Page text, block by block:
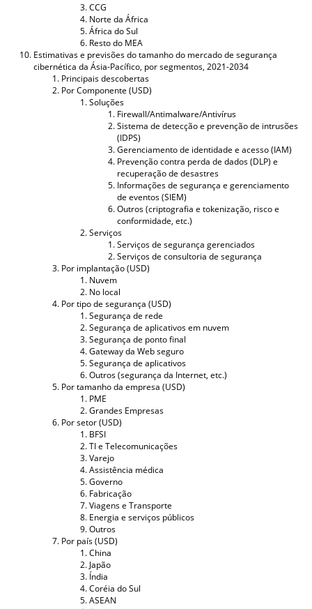
CCG
Norte da África
África do Sul
Resto do MEA
Estimativas e previsões do tamanho do mercado de segurança
cibernética da Ásia-Pacífico, por segmentos, 2021-2034
Principais descobertas
Por Componente (USD)
Soluções
Firewall/Antimalware/Antivírus
Sistema de detecção e prevenção de intrusões
(IDPS)
Gerenciamento de identidade e acesso (IAM)
Prevenção contra perda de dados (DLP) e
recuperação de desastres
Informações de segurança e gerenciamento
de eventos (SIEM)
Outros (criptografia e tokenização, risco e
conformidade, etc.)
Serviços
Serviços de segurança gerenciados
Serviços de consultoria de segurança
Por implantação (USD)
Nuvem
No local
Por tipo de segurança (USD)
Segurança de rede
Segurança de aplicativos em nuvem
Segurança de ponto final
Gateway da Web seguro
Segurança de aplicativos
Outros (segurança da Internet, etc.)
Por tamanho da empresa (USD)
PME
Grandes Empresas
Por setor (USD)
BFSI
TI e Telecomunicações
Varejo
Assistência médica
Governo
Fabricação
Viagens e Transporte
Energia e serviços públicos
Outros
Por país (USD)
China
Japão
Índia
Coréia do Sul
ASEAN